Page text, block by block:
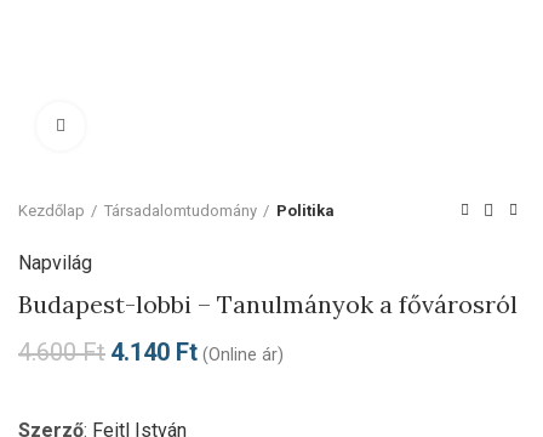
Kezdőlap Társadalomtudomány Politika
Napvilág
Budapest-lobbi – Tanulmányok a fővárosról
4.600Ft 4.140 Ft (Online ár)
Szerző: Feitl István